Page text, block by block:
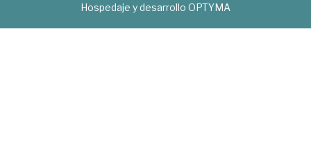
Hospedaje y desarrollo OPTYMA